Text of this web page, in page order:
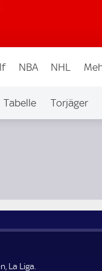
NBA NHL
Tabelle Torjäger
La Liga.